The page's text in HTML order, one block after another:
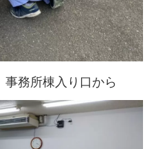
務所棟入り口から